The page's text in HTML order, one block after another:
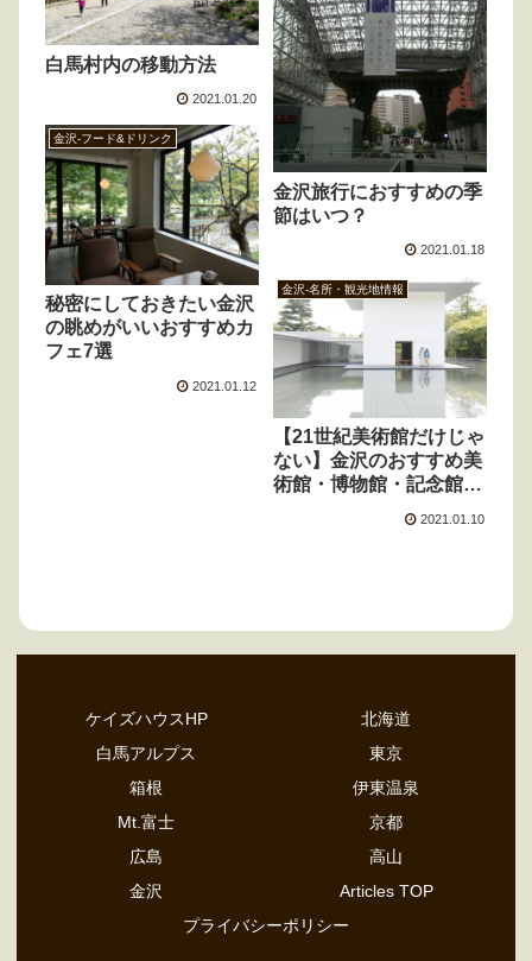
白馬村内の移動方法
2021.01.20
金沢旅行におすすめの季
節はいつ？
2021.01.18
金沢-フード&ドリンク
秘密にしておきたい金沢
の眺めがいいおすすめカ
フェ7選
2021.01.12
金沢-名所・観光地情報
【21世紀美術館だけじゃ
ない】金沢のおすすめ美
術館・博物館・記念館5
2021.01.10
ケイズハウスHP
北海道
白馬アルプス
東京
箱根
伊東温泉
Mt.富士
京都
広島
高山
金沢
Articles TOP
プライバシーポリシー